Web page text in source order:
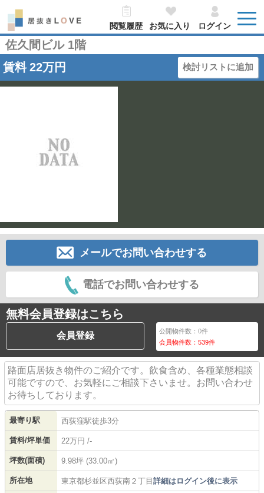
閲覧履歴 お気に入り ログイン
佐久間ビル 1階
賃料 22万円 検討リストに追加
メールでお問い合わせする
電話でお問い合わせする
無料会員登録はこちら
会員登録 公開物件数：0件
会員物件数：539件
路面店居抜き物件のご紹介です。飲食含め、各種業態相談
可能ですので、お気軽にご相談下さいませ。お問い合わせ
お待ちしております。
最寄り駅 西荻窪駅徒歩3分
賃料/坪単価 22万円 /-
坪数(面積) 9.98坪 (33.00㎡)
所在地 東京都杉並区西荻南 ２丁目 詳細はログイン後に表示